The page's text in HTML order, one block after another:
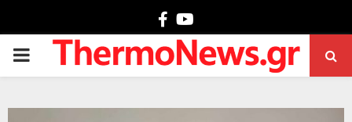
Facebook
PRIMARY